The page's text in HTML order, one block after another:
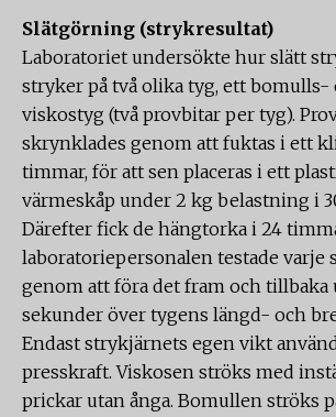
Slätgörning (strykresultat)
Laboratoriet undersökte hur slätt
stryker på två olika tyg, ett bomulls-
viskostyg (två provbitar per tyg).
skrynklades genom att fuktas i ett
timmar, för att sen placeras i ett
värmeskåp under 2 kg belastning i
Därefter fick de hängtorka i 24
laboratoriepersonalen testade varje
genom att föra det fram och tillbaka
sekunder över tygens längd- och
Endast strykjärnets egen vikt
presskraft. Viskosen ströks med
prickar utan ånga. Bomullen ströks